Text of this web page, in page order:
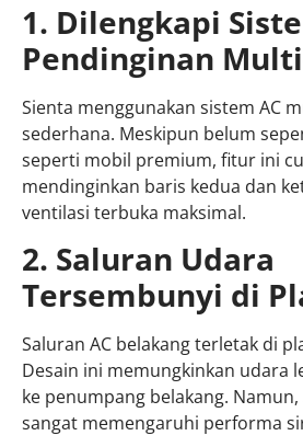
1. Dilengkapi
Pendinginan
Sienta menggunakan sistem AC
sederhana. Meskipun belum
seperti mobil premium, fitur ini
mendinginkan baris kedua dan
ventilasi terbuka maksimal.
2. Saluran Udara
Tersembunyi di
Saluran AC belakang terletak di
Desain ini memungkinkan udara
ke penumpang belakang.
sangat memengaruhi performa